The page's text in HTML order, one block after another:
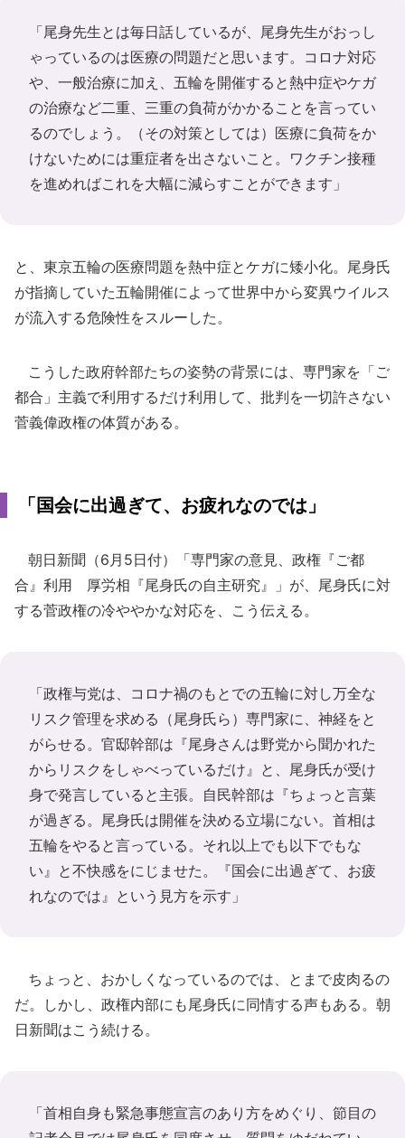
「尾身先生とは毎日話しているが、尾身先生がおっし
ゃっているのは医療の問題だと思います。コロナ対応
や、一般治療に加え、五輪を開催すると熱中症やケガ
の治療など二重、三重の負荷がかかることを言ってい
るのでしょう。（その対策としては）医療に負荷をか
けないためには重症者を出さないこと。ワクチン接種
を進めればこれを大幅に減らすことができます」
と、東京五輪の医療問題を熱中症とケガに矮小化。尾身氏
が指摘していた五輪開催によって世界中から変異ウイルス
が流入する危険性をスルーした。
こうした政府幹部たちの姿勢の背景には、専門家を「ご
都合」主義で利用するだけ利用して、批判を一切許さない
菅義偉政権の体質がある。
「国会に出過ぎて、お疲れなのでは」
朝日新聞（6月5日付）「専門家の意見、政権『ご都
合』利用 厚労相『尾身氏の自主研究』」が、尾身氏に対
する菅政権の冷ややかな対応を、こう伝える。
「政権与党は、コロナ禍のもとでの五輪に対し万全な
リスク管理を求める（尾身氏ら）専門家に、神経をと
がらせる。官邸幹部は『尾身さんは野党から聞かれた
からリスクをしゃべっているだけ』と、尾身氏が受け
身で発言していると主張。自民幹部は『ちょっと言葉
が過ぎる。尾身氏は開催を決める立場にない。首相は
五輪をやると言っている。それ以上でも以下でもな
い』と不快感をにじませた。『国会に出過ぎて、お疲
れなのでは』という見方を示す」
ちょっと、おかしくなっているのでは、とまで皮肉るの
だ。しかし、政権内部にも尾身氏に同情する声もある。朝
日新聞はこう続ける。
「首相自身も緊急事態宣言のあり方をめぐり、節目の